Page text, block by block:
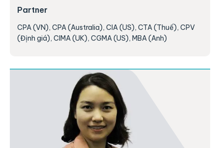
Partner
CPA (VN), CPA (Australia), CIA (US), CTA (Thuế), CPV
(Định giá), CIMA (UK), CGMA (US), MBA (Anh)